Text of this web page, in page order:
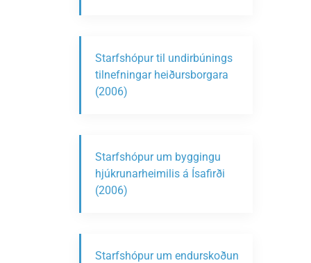
Starfshópur til undirbúnings
tilnefningar heiðursborgara
(2006)
Starfshópur um byggingu
hjúkrunarheimilis á Ísafirði
(2006)
Starfshópur um endurskoðun